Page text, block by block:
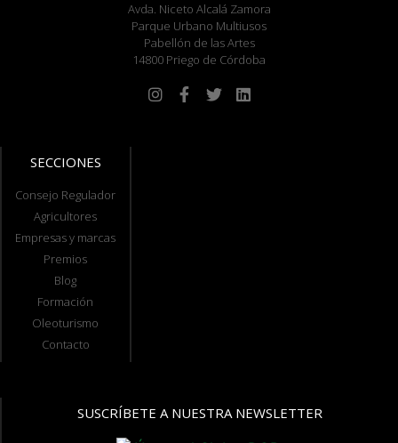
Avda. Niceto Alcalá Zamora
Parque Urbano Multiusos
Pabellón de las Artes
14800 Priego de Córdoba
SECCIONES
Consejo Regulador
Agricultores
Empresas y marcas
Premios
Blog
Formación
Oleoturismo
Contacto
SUSCRÍBETE A NUESTRA NEWSLETTER